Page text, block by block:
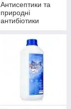
Антисептики та
природні
антибіотики
ьного впливу.